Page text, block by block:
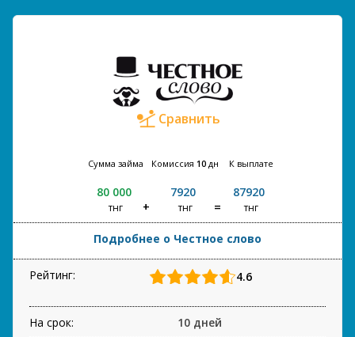
Сравнить
Сумма займа
80 000
тнг
Комиссия 10 дн
7920
тнг
К выплате
87920
тнг
Подробнее о Честное слово
Рейтинг: 4.6
На срок: 10 дней